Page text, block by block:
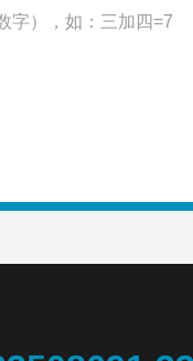
字），如：三加四=7